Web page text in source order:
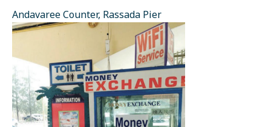
Andavaree Counter, Rassada Pier